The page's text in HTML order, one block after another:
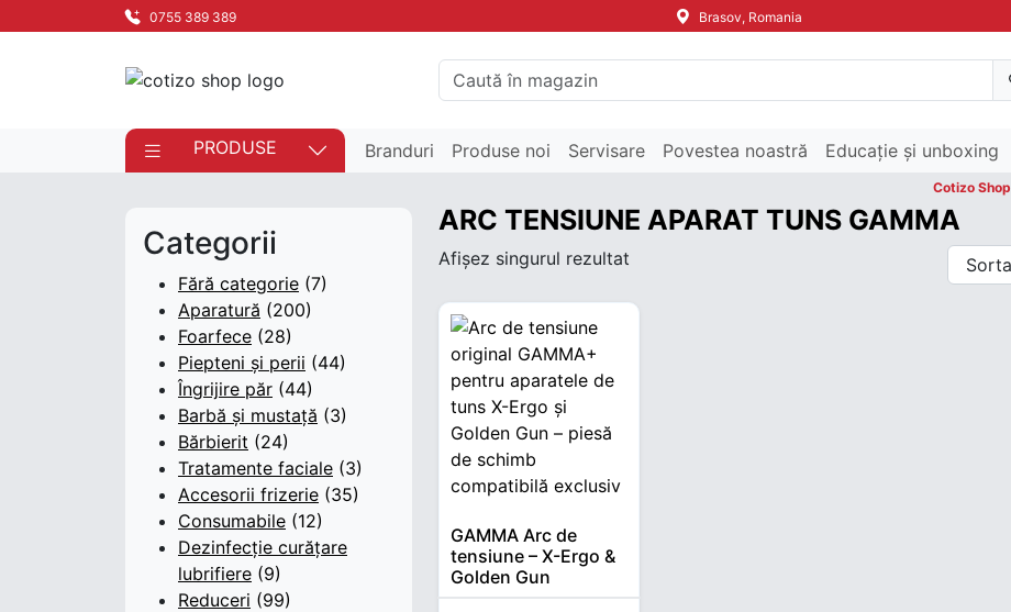
0755 389 389 Brasov, Romania
PRODUSE Branduri Produse noi Servisare Povestea noastră Educație și unboxing
Cotizo Shop
ARC TENSIUNE APARAT TUNS GAMMA
Afișez singurul rezultat
GAMMA Arc de
tensiune – X-Ergo &
Golden Gun
Categorii
Fără categorie (7)
Aparatură (200)
Foarfece (28)
Piepteni și perii (44)
Îngrijire păr (44)
Barbă și mustață (3)
Bărbierit (24)
Tratamente faciale (3)
Accesorii frizerie (35)
Consumabile (12)
Dezinfecție curățare
lubrifiere (9)
Reduceri (99)